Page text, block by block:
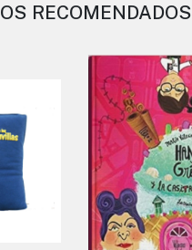
RECOMENDADOS